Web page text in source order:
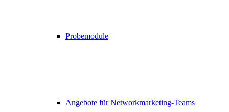
Probemodule
Angebote für Networkmarketing-Teams